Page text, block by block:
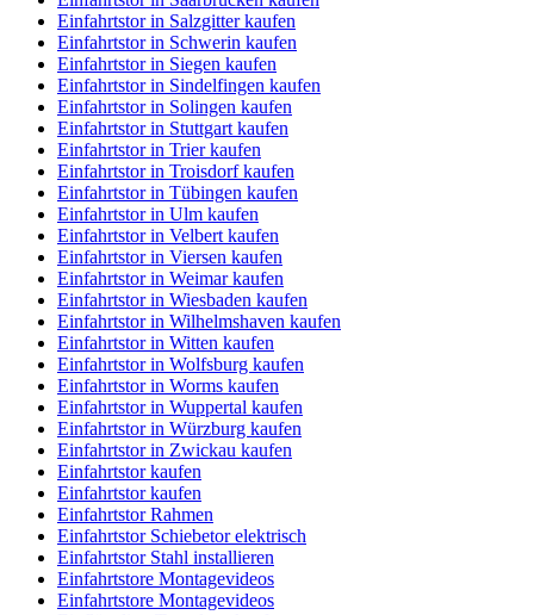
Einfahrtstor in Salzgitter kaufen
Einfahrtstor in Schwerin kaufen
Einfahrtstor in Siegen kaufen
Einfahrtstor in Sindelfingen kaufen
Einfahrtstor in Solingen kaufen
Einfahrtstor in Stuttgart kaufen
Einfahrtstor in Trier kaufen
Einfahrtstor in Troisdorf kaufen
Einfahrtstor in Tübingen kaufen
Einfahrtstor in Ulm kaufen
Einfahrtstor in Velbert kaufen
Einfahrtstor in Viersen kaufen
Einfahrtstor in Weimar kaufen
Einfahrtstor in Wiesbaden kaufen
Einfahrtstor in Wilhelmshaven kaufen
Einfahrtstor in Witten kaufen
Einfahrtstor in Wolfsburg kaufen
Einfahrtstor in Worms kaufen
Einfahrtstor in Wuppertal kaufen
Einfahrtstor in Würzburg kaufen
Einfahrtstor in Zwickau kaufen
Einfahrtstor kaufen
Einfahrtstor kaufen
Einfahrtstor Rahmen
Einfahrtstor Schiebetor elektrisch
Einfahrtstor Stahl installieren
Einfahrtstore Montagevideos
Einfahrtstore Montagevideos